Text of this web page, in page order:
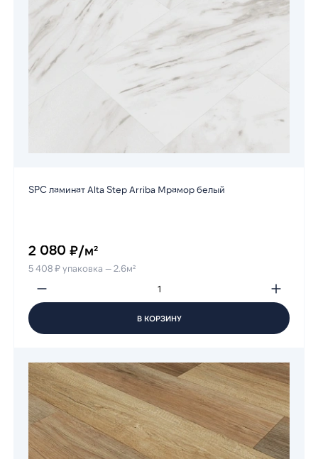
SPC ламинат Alta Step Arriba Мрамор белый
2 080 ₽/м²
5 408 ₽ упаковка — 2.6м²
В КОРЗИНУ